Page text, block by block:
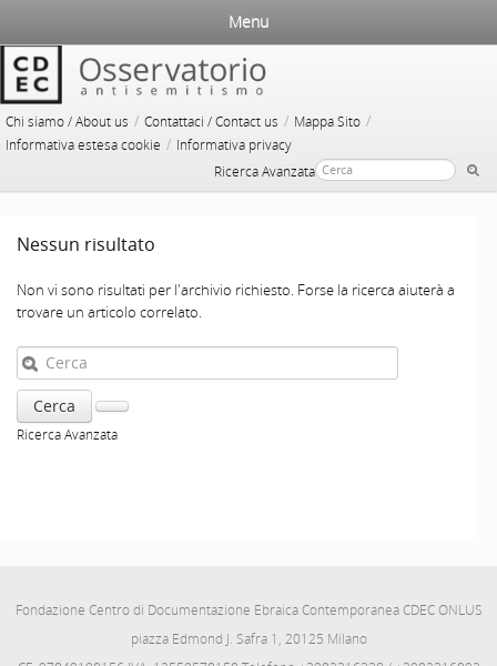
Chi siamo / About us / Contattaci / Contact us / Mappa Sito /
Informativa estesa cookie / Informativa privacy
Ricerca Avanzata
Menu
Nessun risultato
Non vi sono risultati per l'archivio richiesto. Forse la ricerca aiuterà a
trovare un articolo correlato.
Ricerca Avanzata
Fondazione Centro di Documentazione Ebraica Contemporanea CDEC ONLUS
piazza Edmond J. Safra 1, 20125 Milano